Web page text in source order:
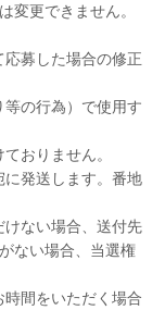
変更できません。
募した場合の修正
の行為）で使用す
おりません。
発送します。番地
ない場合、送付先
ない場合、当選権
間をいただく場合